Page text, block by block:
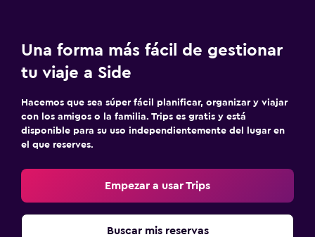
Una forma más fácil de gestionar
tu viaje a Side
Hacemos que sea súper fácil planificar, organizar y viajar
con los amigos o la familia. Trips es gratis y está
disponible para su uso independientemente del lugar en
el que reserves.
Empezar a usar Trips
Buscar mis reservas